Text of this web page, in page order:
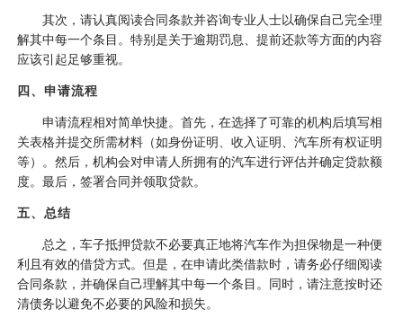
其次，请认真阅读合同条款并咨询专业人士以确保自己完全理
解其中每一个条目。特别是关于逾期罚息、提前还款等方面的内容
应该引起足够重视。
四、申请流程
申请流程相对简单快捷。首先，在选择了可靠的机构后填写相
关表格并提交所需材料（如身份证明、收入证明、汽车所有权证明
等）。然后，机构会对申请人所拥有的汽车进行评估并确定贷款额
度。最后，签署合同并领取贷款。
五、总结
总之，车子抵押贷款不必要真正地将汽车作为担保物是一种便
利且有效的借贷方式。但是，在申请此类借款时，请务必仔细阅读
合同条款，并确保自己理解其中每一个条目。同时，请注意按时还
清债务以避免不必要的风险和损失。